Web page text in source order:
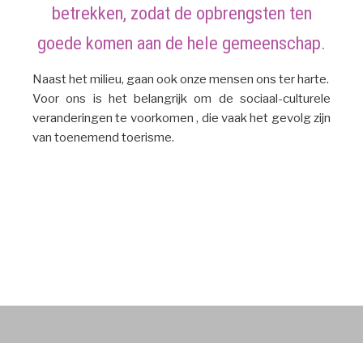
betrekken, zodat de opbrengsten ten
goede komen aan de hele gemeenschap.
Naast het milieu, gaan ook onze mensen ons ter harte.
Voor ons is het belangrijk om de sociaal-culturele
veranderingen te voorkomen , die vaak het gevolg zijn
van toenemend toerisme.